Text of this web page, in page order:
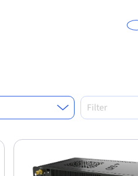
Filter